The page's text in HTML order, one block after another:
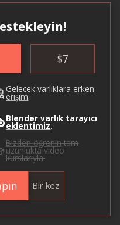
$7
Gelecek varlıklara erken
erişim.
Blender varlık tarayıcı
eklentimiz.
Bizden öğrenintam
uzunlukta video
kurslarıyla.
Bir kez